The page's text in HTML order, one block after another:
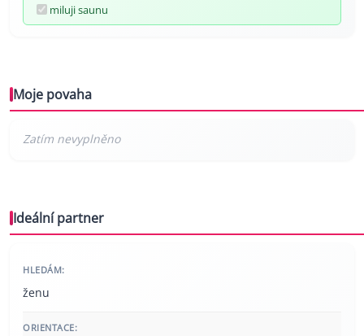
miluji saunu
Moje povaha
Ideální partner
HLEDÁM:
ženu
ORIENTACE: